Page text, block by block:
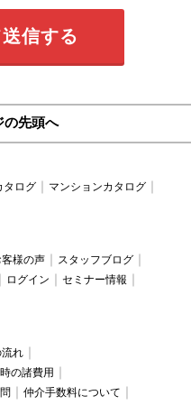
信する
の先頭へ
タログ
マンションカタログ
客様の声
スタッフブログ
ログイン
セミナー情報
れ
の諸費用
仲介手数料について